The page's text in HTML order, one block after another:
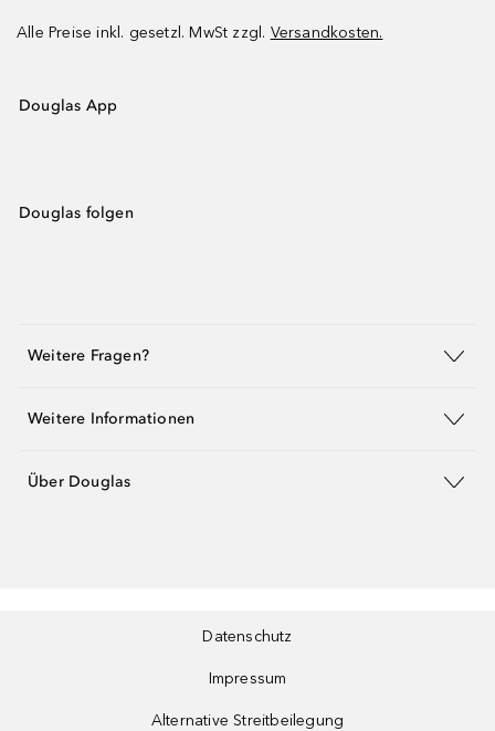
Alle Preise inkl. gesetzl. MwSt zzgl. Versandkosten.
Douglas App
Douglas folgen
Weitere Fragen?
Weitere Informationen
Über Douglas
Datenschutz
Impressum
Alternative Streitbeilegung